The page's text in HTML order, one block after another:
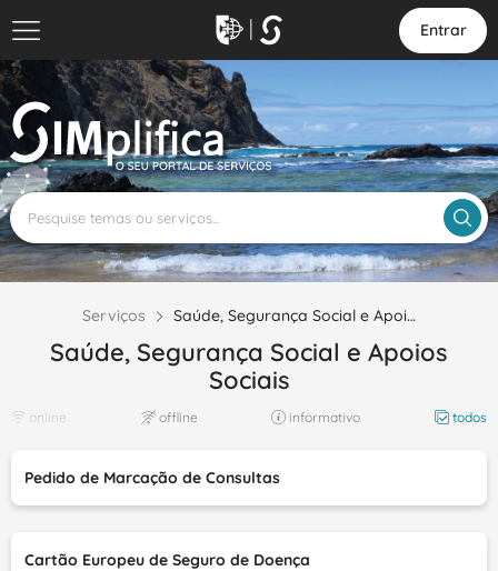
Entrar
Serviços Saúde, Segurança Social e Apoi…
Saúde, Segurança Social e Apoios
Sociais
online offline informativo todos
Pedido de Marcação de Consultas
Cartão Europeu de Seguro de Doença